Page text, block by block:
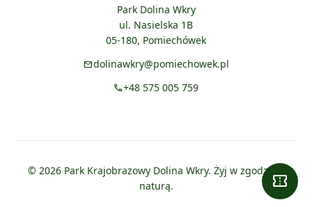
Park Dolina Wkry
ul. Nasielska 1B
05-180, Pomiechówek
maildolinawkry@pomiechowek.pl
call+48 575 005 759
© 2026 Park Krajobrazowy Dolina Wkry. Żyj w zgodzie z
naturą.
confirmation_number